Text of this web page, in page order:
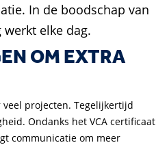
In de boodschap van
elke dag.
OM EXTRA
projecten. Tegelijkertijd
Ondanks het VCA certificaat
communicatie om meer